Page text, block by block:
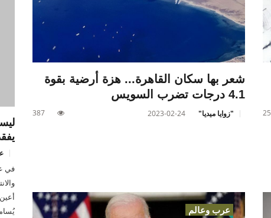
شعر بها سكان القاهرة... هزة أرضية بقوة
4.1 درجات تضرب السويس
"زوايا ميديا" 2023-02-24
387
عرب وعالم
في